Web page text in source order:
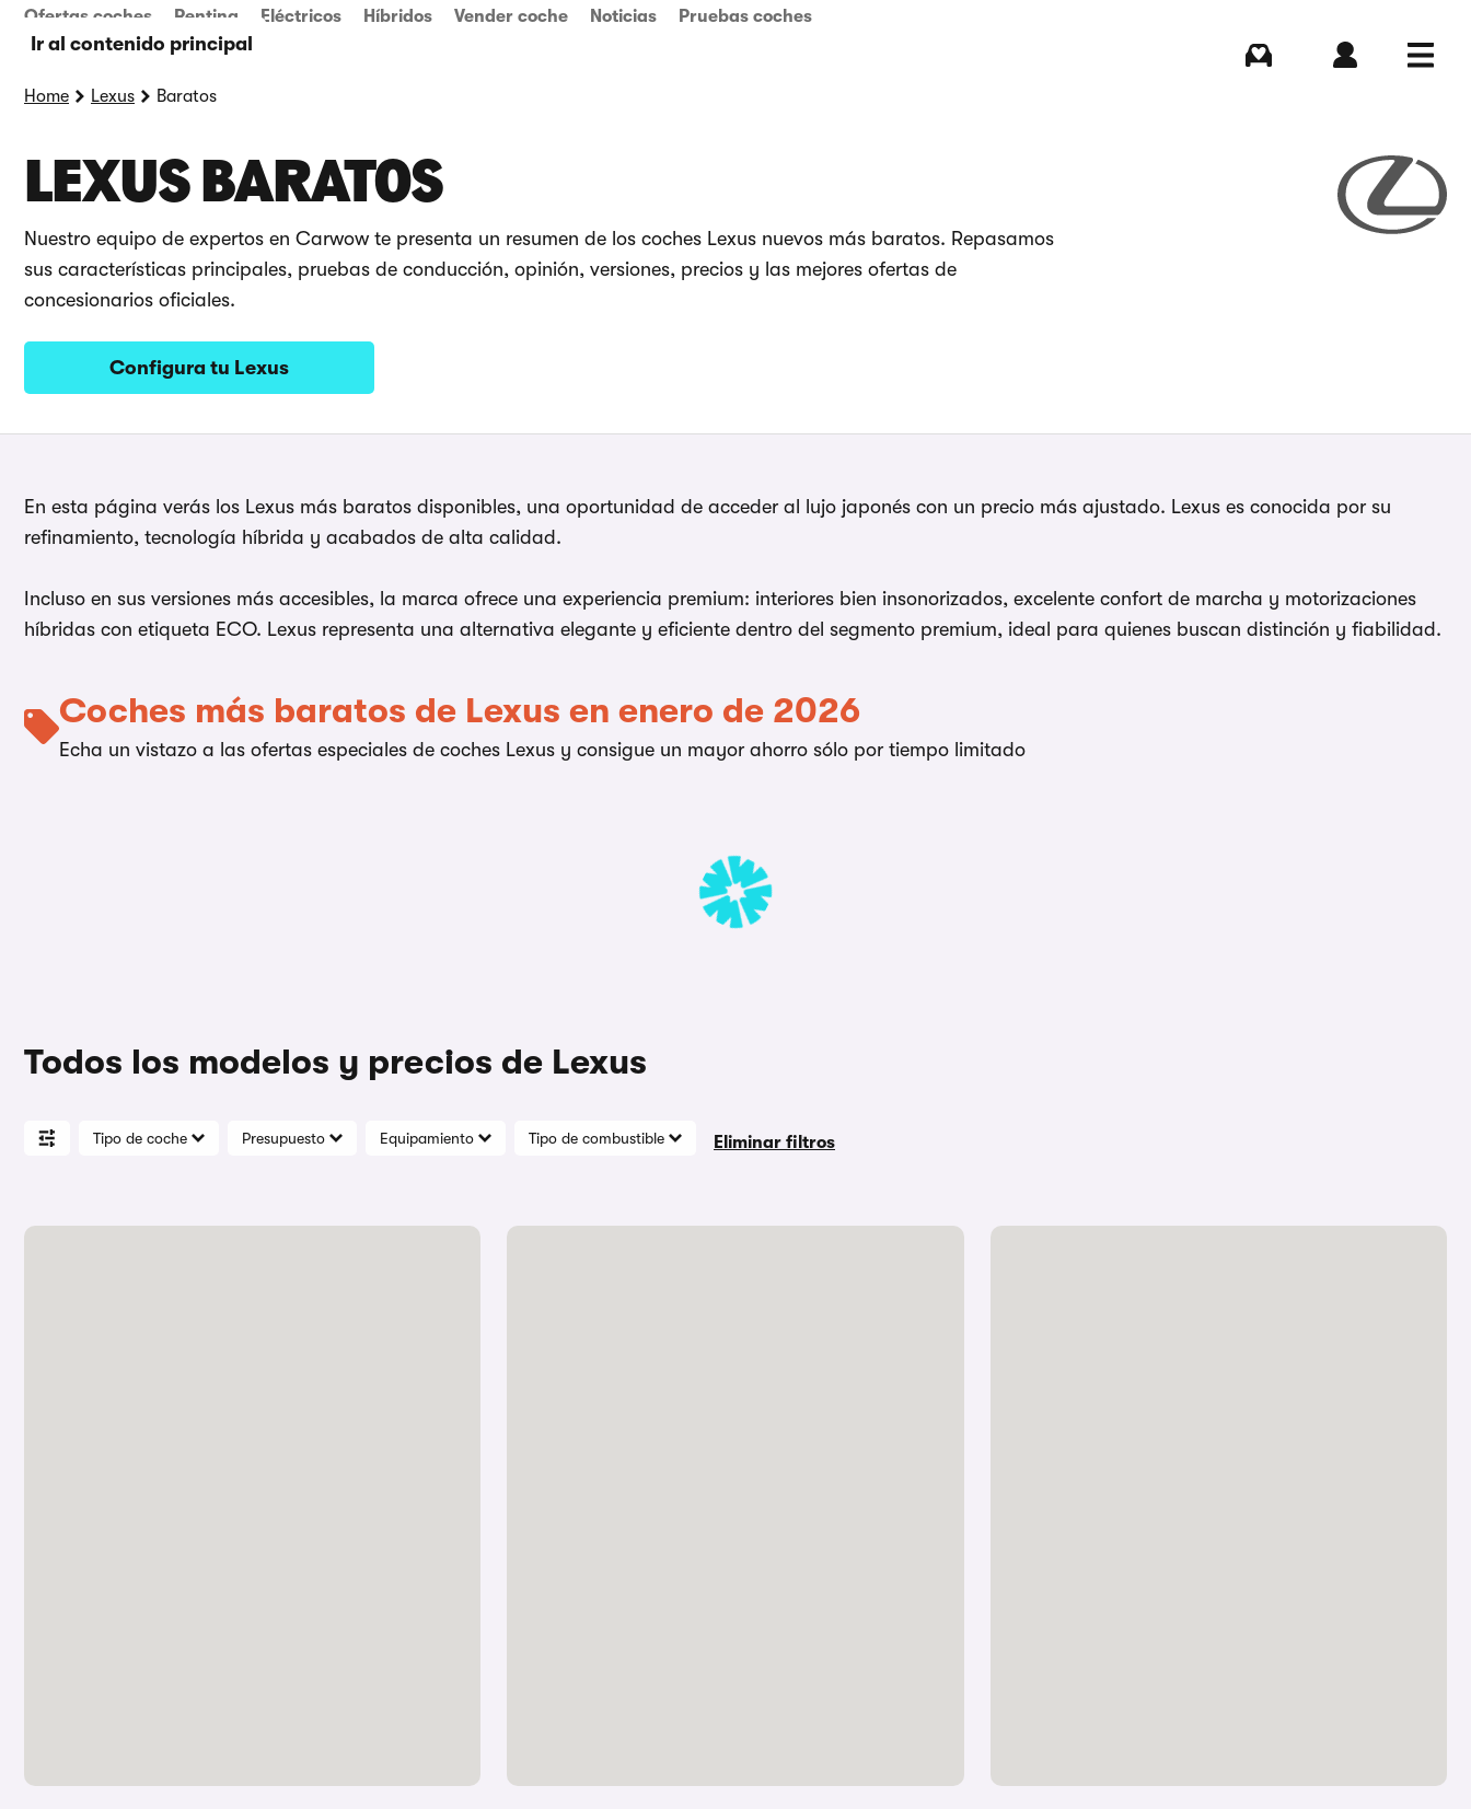
Ir al contenido principal
Ofertas coches Renting Eléctricos Híbridos Vender coche Noticias Pruebas coches
Home Lexus Baratos
LEXUS BARATOS
Nuestro equipo de expertos en Carwow te presenta un resumen de los coches Lexus nuevos más baratos. Repasamos
sus características principales, pruebas de conducción, opinión, versiones, precios y las mejores ofertas de
concesionarios oficiales.
Configura tu Lexus
En esta página verás los Lexus más baratos disponibles, una oportunidad de acceder al lujo japonés con un precio más ajustado. Lexus es conocida por su
refinamiento, tecnología híbrida y acabados de alta calidad.
Incluso en sus versiones más accesibles, la marca ofrece una experiencia premium: interiores bien insonorizados, excelente confort de marcha y motorizaciones
híbridas con etiqueta ECO. Lexus representa una alternativa elegante y eficiente dentro del segmento premium, ideal para quienes buscan distinción y fiabilidad.
Coches más baratos de Lexus en enero de 2026
Echa un vistazo a las ofertas especiales de coches Lexus y consigue un mayor ahorro sólo por tiempo limitado
Todos los modelos y precios de Lexus
Tipo de coche Presupuesto Equipamiento Tipo de combustible Eliminar filtros